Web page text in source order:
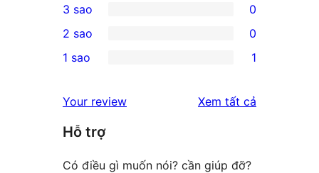
star
reviews
4-
star
review
0
3-
star
3 sao 0
2-
reviews
2 sao 0
star
review
1 sao 1
Your review Xem tất cả
Hỗ trợ
Có điều gì muốn nói? cần giúp đỡ?